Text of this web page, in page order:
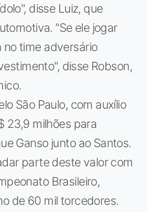
disse Luiz, que
"Se ele jogar
time adversário
disse Robson,
São Paulo, com auxílio
23,9 milhões para
Ganso junto ao Santos.
parte deste valor com
Brasileiro,
de 60 mil torcedores.